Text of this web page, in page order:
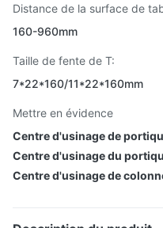
Distance de la surface de
160-960mm
Taille de fente de T:
7*22*160/11*22*160mm
Mettre en évidence
Centre d'usinage de
Centre d'usinage du
Centre d'usinage de